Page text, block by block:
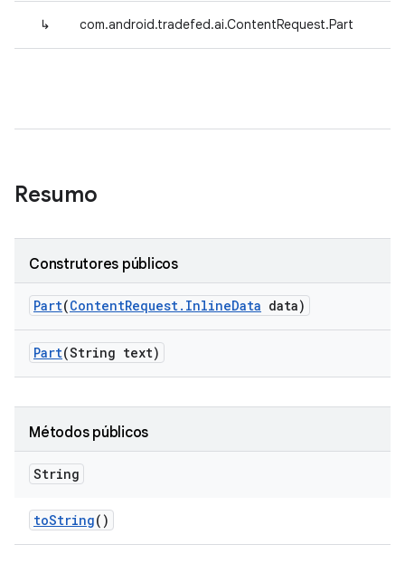
↳ com.android.tradefed.ai.ContentRequest.Part
Resumo
Construtores públicos
Part(ContentRequest. InlineData data)
Part(String text)
Métodos públicos
String
toString()